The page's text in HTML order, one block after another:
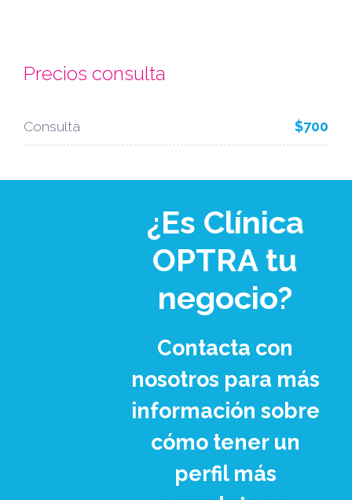
Precios consulta
Consulta $700
¿Es Clínica
OPTRA tu
negocio?
Contacta con
nosotros para más
información sobre
cómo tener un
perfil más